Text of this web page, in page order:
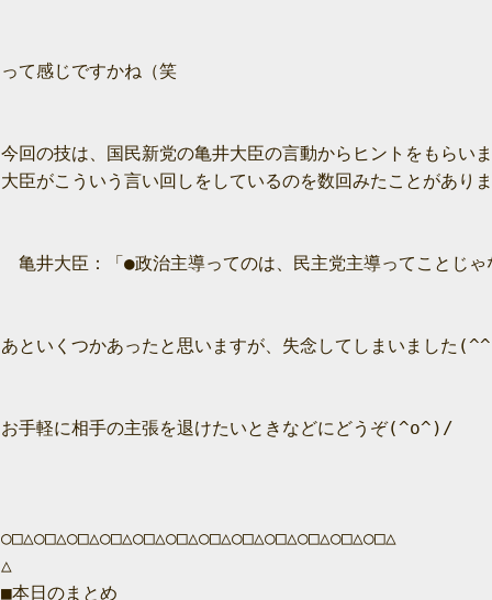
って感じですかね（笑
今回の技は、国民新党の亀井大臣の言動からヒントをもらい
大臣がこういう言い回しをしているのを数回みたことがあり
亀井大臣：「●政治主導ってのは、民主党主導ってことじゃ
あといくつかあったと思いますが、失念してしまいました
お手軽に相手の主張を退けたいときなどにどうぞ(^o^)/
○□△○□△○□△○□△○□△○□△○□△○□△○□△○□△○□△○□△
△
■本日のまとめ